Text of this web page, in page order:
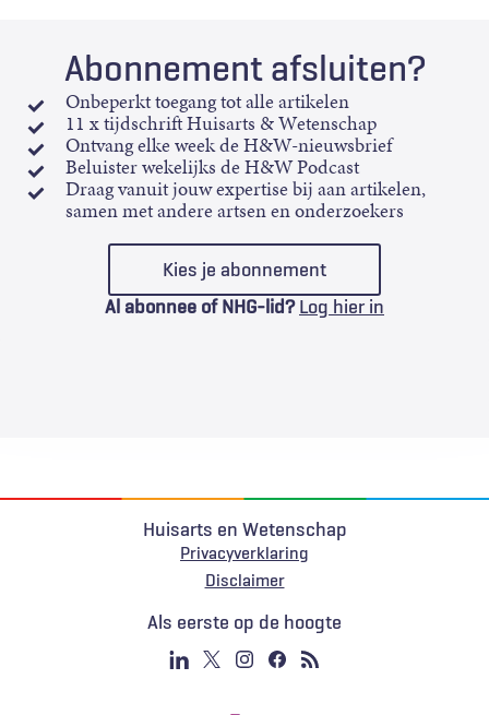
Abonnement afsluiten?
Onbeperkt toegang tot alle artikelen
11 x tijdschrift Huisarts & Wetenschap
Ontvang elke week de H&W-nieuwsbrief
Beluister wekelijks de H&W Podcast
Draag vanuit jouw expertise bij aan artikelen,
samen met andere artsen en onderzoekers
Kies je abonnement
Al abonnee of NHG-lid? Log hier in
Huisarts en Wetenschap
Privacyverklaring
Voet
Disclaimer
Als eerste op de hoogte